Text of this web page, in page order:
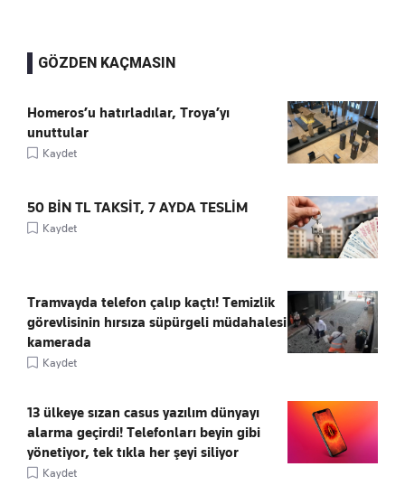
GÖZDEN KAÇMASIN
Homeros’u hatırladılar, Troya’yı
unuttular
Kaydet
50 BİN TL TAKSİT, 7 AYDA TESLİM
Kaydet
Tramvayda telefon çalıp kaçtı! Temizlik
görevlisinin hırsıza süpürgeli müdahalesi
kamerada
Kaydet
13 ülkeye sızan casus yazılım dünyayı
alarma geçirdi! Telefonları beyin gibi
yönetiyor, tek tıkla her şeyi siliyor
Kaydet